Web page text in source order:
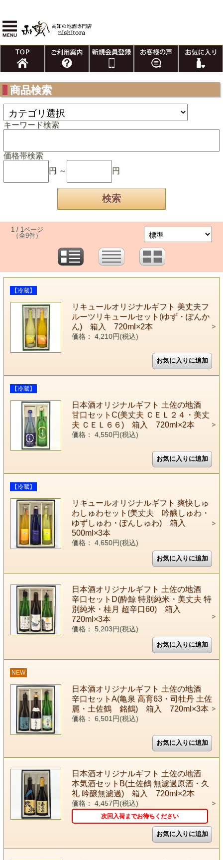
商品検索
キーワード検索
価格帯検索
円 ～
円
1 / 1ページ
（全9件）
【冷蔵】
リキュールオリジナルギフト 美丈夫フ
ルーツリキュールセット(ゆず・ぽんか
ん) 箱入 720ml×2本
価格： 4,210円(税込)
【冷蔵】
日本酒オリジナルギフト 土佐の地酒
甘口セットC(美丈夫 ＣＥＬ２４・美丈
夫 ＣＥＬ６６) 箱入 720ml×2本
価格： 4,550円(税込)
【冷蔵】
リキュールオリジナルギフト 爽快しゅ
わしゅわセット(美丈夫 吟醸しゅわ・
ゆずしゅわ・ぽんしゅわ) 箱入
500ml×3本
価格： 4,650円(税込)
日本酒オリジナルギフト 土佐の地酒
辛口セットD(酔鯨 特別純米・美丈夫 特
別純米・桂月 超辛口60) 箱入
720ml×3本
価格： 5,203円(税込)
NEW
日本酒オリジナルギフト 土佐の地酒
辛口セットA(亀泉 高育63・司牡丹 土佐
麗・土佐鶴 銘鶴) 箱入 720ml×3本
価格： 6,501円(税込)
日本酒オリジナルギフト 土佐の地酒
本気酒セットB(土佐鶴 無濾過原酒・久
礼 吟醸無濾過) 箱入 720ml×2本
価格： 4,457円(税込)
次回入荷までお待ちください